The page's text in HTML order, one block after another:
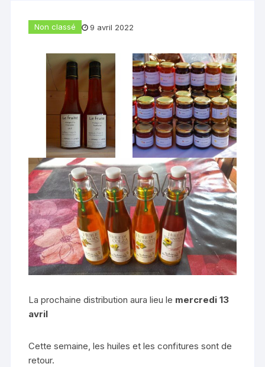
Non classé 9 avril 2022
La prochaine distribution aura lieu le mercredi 13
avril
Cette semaine, les huiles et les confitures sont de
retour.